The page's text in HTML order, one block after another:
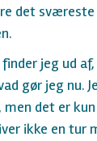
det
jeg ud
gør jeg nu.
det er
ikke en tur